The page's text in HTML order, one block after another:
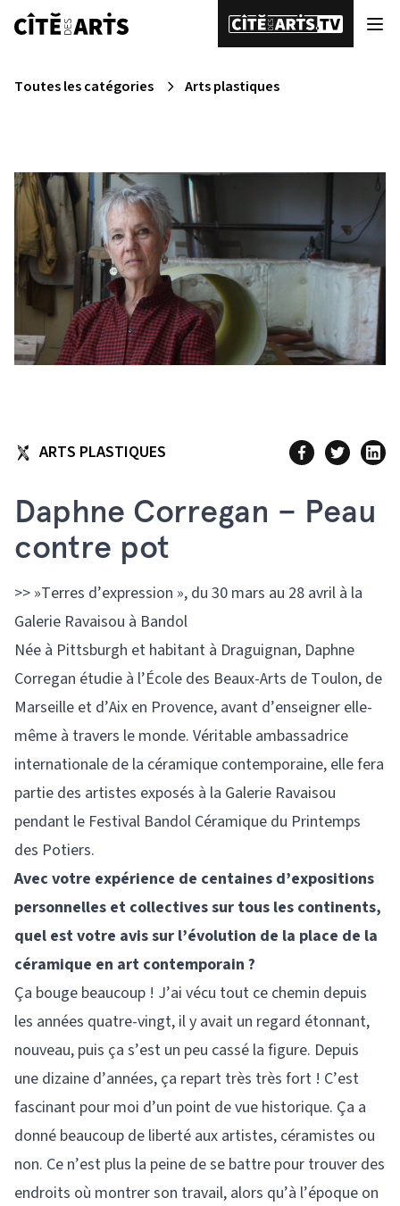
Toutes les catégories Arts plastiques
ARTS PLASTIQUES
Daphne Corregan – Peau
contre pot
>> »Terres d’expression », du 30 mars au 28 avril à la
Galerie Ravaisou à Bandol
Née à Pittsburgh et habitant à Draguignan, Daphne
Corregan étudie à l’École des Beaux-Arts de Toulon, de
Marseille et d’Aix en Provence, avant d’enseigner elle-
même à travers le monde. Véritable ambassadrice
internationale de la céramique contemporaine, elle fera
partie des artistes exposés à la Galerie Ravaisou
pendant le Festival Bandol Céramique du Printemps
des Potiers.
Avec votre expérience de centaines d’expositions
personnelles et collectives sur tous les continents,
quel est votre avis sur l’évolution de la place de la
céramique en art contemporain ?
Ça bouge beaucoup ! J’ai vécu tout ce chemin depuis
les années quatre-vingt, il y avait un regard étonnant,
nouveau, puis ça s’est un peu cassé la figure. Depuis
une dizaine d’années, ça repart très très fort ! C’est
fascinant pour moi d’un point de vue historique. Ça a
donné beaucoup de liberté aux artistes, céramistes ou
non. Ce n’est plus la peine de se battre pour trouver des
endroits où montrer son travail, alors qu’à l’époque on